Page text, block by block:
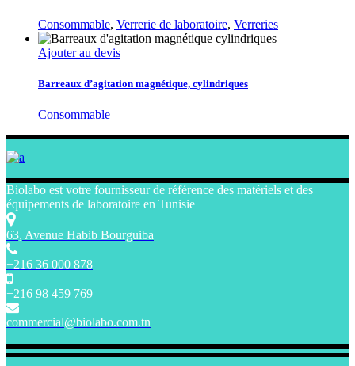
Consommable, Verrerie de laboratoire, Verreries
Ajouter au devis
Barreaux d’agitation magnétique, cylindriques
Consommable
Biolabo est votre fournisseur de référence des matériels et des
équipements de laboratoire en Tunisie
63, Avenue Habib Bourguiba
+216 36 000 878
+216 98 459 769
commercial@biolabo.com.tn